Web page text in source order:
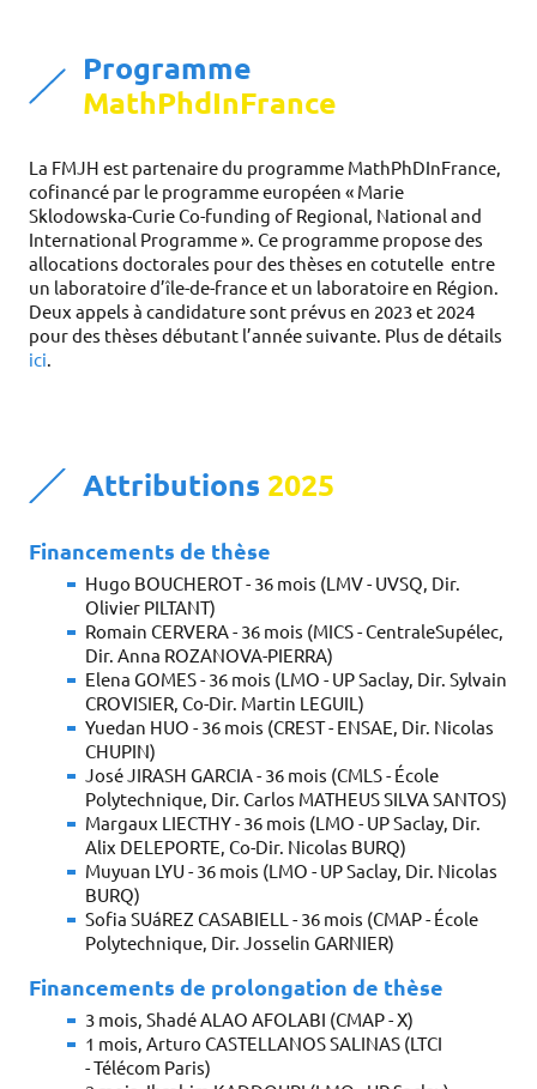
Programme
MathPhdInFrance
La FMJH est partenaire du programme MathPhDInFrance,
cofinancé par le programme européen « Marie
Sklodowska-Curie Co-funding of Regional, National and
International Programme ». Ce programme propose des
allocations doctorales pour des thèses en cotutelle entre
un laboratoire d’île-de-france et un laboratoire en Région.
Deux appels à candidature sont prévus en 2023 et 2024
pour des thèses débutant l’année suivante. Plus de détails
ici.
Attributions 2025
Financements de thèse
Hugo BOUCHEROT - 36 mois (LMV - UVSQ, Dir.
Olivier PILTANT)
Romain CERVERA - 36 mois (MICS - CentraleSupélec,
Dir. Anna ROZANOVA-PIERRA)
Elena GOMES - 36 mois (LMO - UP Saclay, Dir. Sylvain
CROVISIER, Co-Dir. Martin LEGUIL)
Yuedan HUO - 36 mois (CREST - ENSAE, Dir. Nicolas
CHUPIN)
José JIRASH GARCIA - 36 mois (CMLS - École
Polytechnique, Dir. Carlos MATHEUS SILVA SANTOS)
Margaux LIECTHY - 36 mois (LMO - UP Saclay, Dir.
Alix DELEPORTE, Co-Dir. Nicolas BURQ)
Muyuan LYU - 36 mois (LMO - UP Saclay, Dir. Nicolas
BURQ)
Sofia SUáREZ CASABIELL - 36 mois (CMAP - École
Polytechnique, Dir. Josselin GARNIER)
Financements de prolongation de thèse
3 mois, Shadé ALAO AFOLABI (CMAP - X)
1 mois, Arturo CASTELLANOS SALINAS (LTCI
- Télécom Paris)